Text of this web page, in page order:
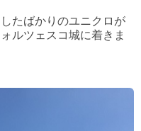
たばかりのユニクロが
ルツェスコ城に着きま